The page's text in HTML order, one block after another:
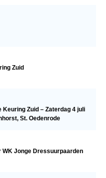
Zuid
Keuring Zuid – Zaterdag 4 juli
St. Oedenrode
WK Jonge Dressuurpaarden